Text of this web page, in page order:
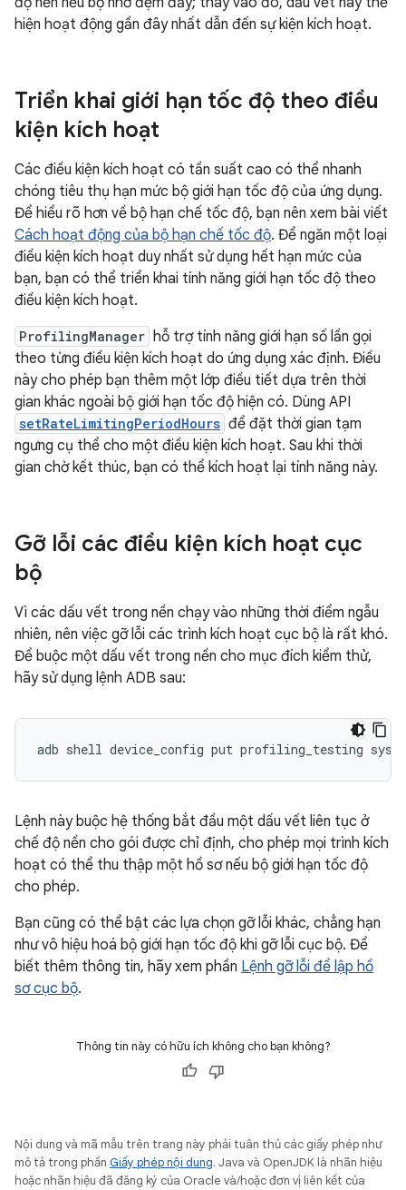
hiện hoạt động gần đây nhất dẫn đến sự kiện kích hoạt.
Triển khai giới hạn tốc độ theo điều
kiện kích hoạt
Các điều kiện kích hoạt có tần suất cao có thể nhanh
chóng tiêu thụ hạn mức bộ giới hạn tốc độ của ứng dụng.
Để hiểu rõ hơn về bộ hạn chế tốc độ, bạn nên xem bài viết
Cách hoạt động của bộ hạn chế tốc độ. Để ngăn một loại
điều kiện kích hoạt duy nhất sử dụng hết hạn mức của
bạn, bạn có thể triển khai tính năng giới hạn tốc độ theo
điều kiện kích hoạt.
ProfilingManager hỗ trợ tính năng giới hạn số lần gọi
theo từng điều kiện kích hoạt do ứng dụng xác định. Điều
này cho phép bạn thêm một lớp điều tiết dựa trên thời
gian khác ngoài bộ giới hạn tốc độ hiện có. Dùng API
setRateLimitingPeriodHours để đặt thời gian tạm
ngưng cụ thể cho một điều kiện kích hoạt. Sau khi thời
gian chờ kết thúc, bạn có thể kích hoạt lại tính năng này.
Gỡ lỗi các điều kiện kích hoạt cục
bộ
Vì các dấu vết trong nền chạy vào những thời điểm ngẫu
nhiên, nên việc gỡ lỗi các trình kích hoạt cục bộ là rất khó.
Để buộc một dấu vết trong nền cho mục đích kiểm thử,
hãy sử dụng lệnh ADB sau:
adb shell device_config put profiling_testing
Lệnh này buộc hệ thống bắt đầu một dấu vết liên tục ở
chế độ nền cho gói được chỉ định, cho phép mọi trình kích
hoạt có thể thu thập một hồ sơ nếu bộ giới hạn tốc độ
cho phép.
Bạn cũng có thể bật các lựa chọn gỡ lỗi khác, chẳng hạn
như vô hiệu hoá bộ giới hạn tốc độ khi gỡ lỗi cục bộ. Để
biết thêm thông tin, hãy xem phần Lệnh gỡ lỗi để lập hồ
sơ cục bộ.
Thông tin này có hữu ích không cho bạn không?
Nội dung và mã mẫu trên trang này phải tuân thủ các giấy phép như
mô tả trong phần Giấy phép nội dung. Java và OpenJDK là nhãn hiệu
hoặc nhãn hiệu đã đăng ký của Oracle và/hoặc đơn vị liên kết của